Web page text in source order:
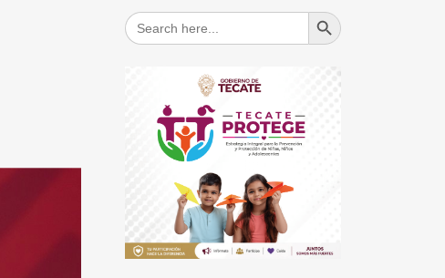
Search
for:
Search Button